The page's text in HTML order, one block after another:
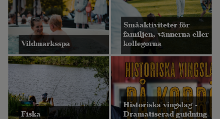
Vildmarksspa
Småaktiviteter för
familjen, vännerna eller
kollegorna
Fiska
Historiska vingslag -
Dramatiserad guidning